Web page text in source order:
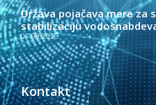
Država pojačava mere za
stabilizaciju
07.08.2026.
Kontakt